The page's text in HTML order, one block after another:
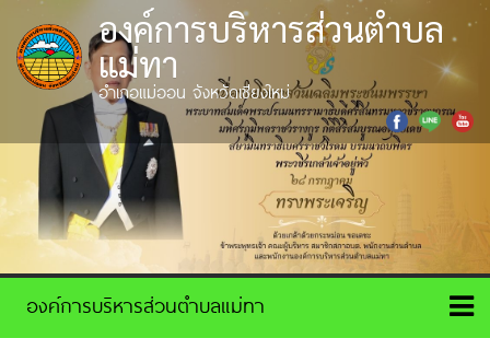
องค์การบริหารส่วนตำบล
แม่ทา
อำเภอแม่ออน จังหวัดเชียงใหม่